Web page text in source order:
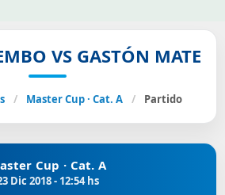
VS GASTÓN MATE
/ Master Cup · Cat. A / Partido
Cup · Cat. A
Dic 2018 - 12:54 hs